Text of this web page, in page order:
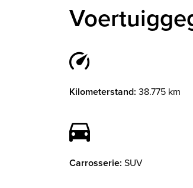
Kilometerstand: 38.775 km
Carrosserie: SUV